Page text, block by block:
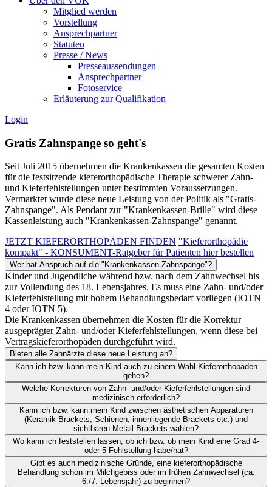
Mitglied werden
Vorstellung
Ansprechpartner
Statuten
Presse / News
Presseaussendungen
Ansprechpartner
Fotoservice
Erläuterung zur Qualifikation
Login
Gratis Zahnspange so geht's
Seit Juli 2015 übernehmen die Krankenkassen die gesamten Kosten
für die festsitzende kieferorthopädische Therapie schwerer Zahn-
und Kieferfehlstellungen unter bestimmten Voraussetzungen.
Vermarktet wurde diese neue Leistung von der Politik als "Gratis-
Zahnspange". Als Pendant zur "Krankenkassen-Brille" wird diese
Kassenleistung auch "Krankenkassen-Zahnspange" genannt.
JETZT KIEFERORTHOPÄDEN FINDEN "Kieferorthopädie
kompakt" - KONSUMENT-Ratgeber für Patienten hier bestellen
Wer hat Anspruch auf die "Krankenkassen-Zahnspange"?
Kinder und Jugendliche während bzw. nach dem Zahnwechsel bis
zur Vollendung des 18. Lebensjahres. Es muss eine Zahn- und/oder
Kieferfehlstellung mit hohem Behandlungsbedarf vorliegen (IOTN
4 oder IOTN 5).
Die Krankenkassen übernehmen die Kosten für die Korrektur
ausgeprägter Zahn- und/oder Kieferfehlstellungen, wenn diese bei
Vertragskieferorthopäden durchgeführt wird.
Bieten alle Zahnärzte diese neue Leistung an?
Kann ich bzw. kann mein Kind auch zu einem Wahl-Kieferorthopäden
gehen?
Welche Korrekturen von Zahn- und/oder Kieferfehlstellungen sind
medizinisch erforderlich?
Kann ich bzw. kann mein Kind zwischen ästhetischen Apparaturen
(Keramik-Brackets, Schienen, innenliegende Brackets etc.) und
sichtbaren Metall-Brackets wählen?
Wo kann ich feststellen lassen, ob ich bzw. ob mein Kind eine Grad 4-
oder 5-Fehlstellung habe/hat?
Gibt es auch medizinische Gründe, eine kieferorthopädische
Behandlung schon im Milchgebiss oder im frühen Zahnwechsel (ca.
6./7. Lebensjahr) zu beginnen?